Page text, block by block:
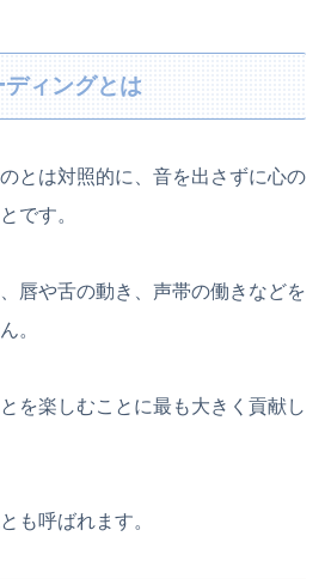
ィングとは
とは対照的に、音を出さずに心の
です。
唇や舌の動き、声帯の働きなどを
。
を楽しむことに最も大きく貢献し
も呼ばれます。